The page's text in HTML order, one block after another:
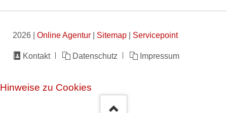
2026 | Online Agentur| Sitemap| Servicepoint
Navigation
Kontakt Datenschutz Impressum
Hinweise zu Cookies